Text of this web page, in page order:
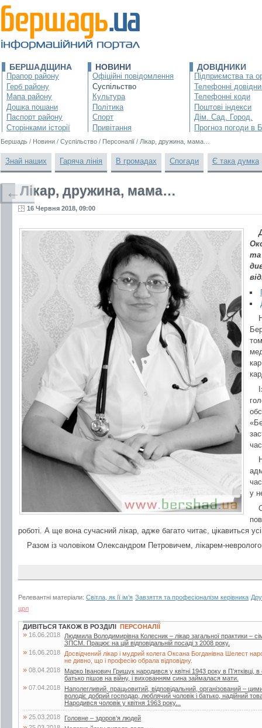
БЕРШАДЩИНА
Прапор району
Герб району
Мапа району
Дошка пошани
Паспорт району
Сторінками історії
НОВИНИ
Офіційні повідомлення
Суспільство
Культура
Політика
Спорт
Привітання
ДОВІДНИКИ
Підприємства та
Телефонні
Телефонні коди
Поштові індекси
Дім. Сад. Город.
Прогноз погоди в
Бершадь / Новини / Суспільство / Персоналії / Лікар, дружина, мама…
Знай наших Гаряча лінія В громадах Спогади Є така думка
Лікар, дружина, мама…
16 Червня 2018, 09:00
та
у
роботі. А ще вона сучасний лікар, адже багато читає, цікавиться
Разом із чоловіком Олександром Петровичем, лікарем-
Релевантні матеріали: Світла, як її ім’я Завзяття та професіоналізм керівника
црл
←
ДИВІТЬСЯ ТАКОЖ В РОЗДІЛІ ПЕРСОНАЛІЇ
» 16.06.2018
Людмила Володимирівна Колесник – лікар загальної практики –
ЗПСМ. Працює на цій відповідальній посаді з 2008 року.
» 16.06.2018
Досвідчений лікар і мудрий колега Оксана Богданівна Шелест
не дивно, що і професію обрала відповідну.
» 08.04.2018
Марко Іванович Грищук народився у квітні 1943 року в П’ятківці,
батько пішов на війну, і вихованням сина займалася мати.
» 07.04.2018
Наполегливий, працьовитий, відповідальний, організований –
володіє добрий господар, люблячий чоловік і батько, надійний
Народився чоловік у квітня 1963 року...
» 25.03.2018 Головне – здоров’я людей